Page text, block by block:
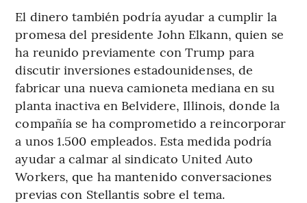
El dinero también podría ayudar a cumplir la
promesa del presidente John Elkann, quien se
ha reunido previamente con Trump para
discutir inversiones estadounidenses, de
fabricar una nueva camioneta mediana en su
planta inactiva en Belvidere, Illinois, donde la
compañía se ha comprometido a reincorporar
a unos 1.500 empleados. Esta medida podría
ayudar a calmar al sindicato United Auto
Workers, que ha mantenido conversaciones
previas con Stellantis sobre el tema.